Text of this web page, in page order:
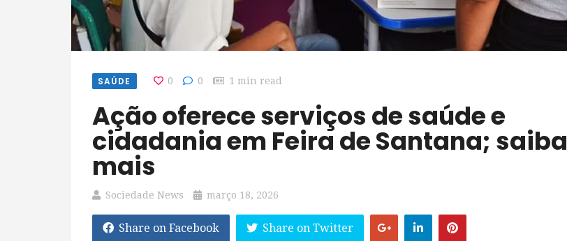
SAÚDE 0 0 1 min read
Ação oferece serviços de saúde e
cidadania em Feira de Santana; saiba
mais
Sociedade News março 18, 2026
Share on Facebook Share on Twitter